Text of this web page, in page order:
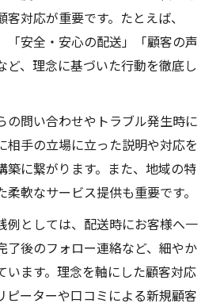
対応が重要です。たとえば、
「安全・安心の配送」「顧客の声
ど、理念に基づいた行動を徹底し
の問い合わせやトラブル発生時に
相手の立場に立った説明や対応を
築に繋がります。また、地域の特
軟なサービス提供も重要です。
例としては、配送時にお客様へ一
了後のフォロー連絡など、細やか
います。理念を軸にした顧客対応
ピーターや口コミによる新規顧客